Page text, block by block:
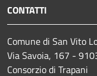
CONTATTI
Comune di San Vito
Via Savoia, 167 -
Consorzio di Trapani